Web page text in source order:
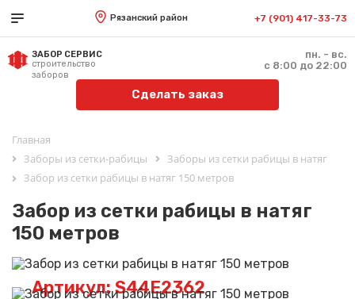
Рязанский район +7 (901) 417-33-73
ЗАБОР СЕРВИС
строительство
заборов
пн. - вс.
с 8:00 до 22:00
Сделать заказ
Главная
Заборы из сетки-рабицы
Заборы из сетки рабицы в натяг
Забор из сетки рабицы в натяг 150 метров
Забор из сетки рабицы в натяг
150 метров
Артикул: S44E2362